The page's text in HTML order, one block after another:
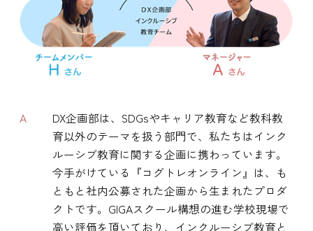
A
DX企画部は、SDGsやキャリア教育など教科教
育以外のテーマを扱う部門で、私たちはインク
ルーシブ教育に関する企画に携わっています。
今手がけている『コグトレオンライン』は、も
ともと社内公募された企画から生まれたプロダ
クトです。GIGAスクール構想の進む学校現場で
高い評価を頂いており、インクルーシブ教育と